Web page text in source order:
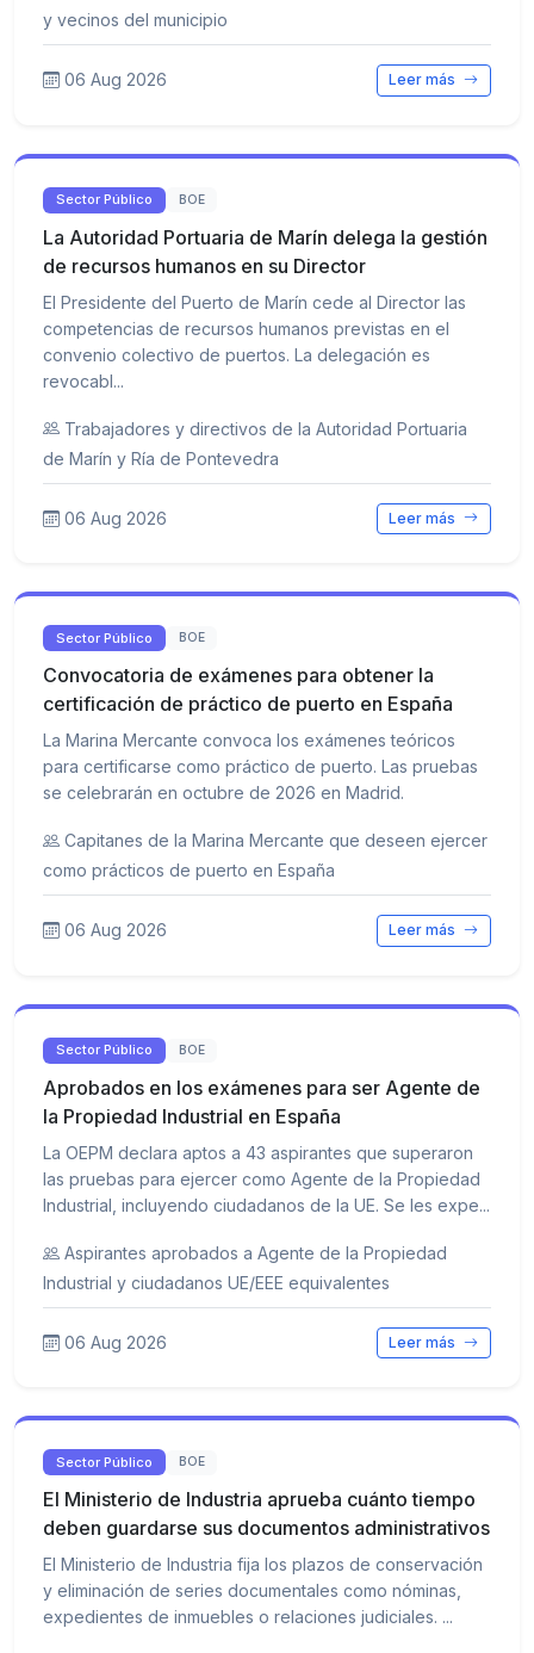
y vecinos del municipio
06 Aug 2026 Leer más
Sector Público BOE
La Autoridad Portuaria de Marín delega la gestión
de recursos humanos en su Director
El Presidente del Puerto de Marín cede al Director las
competencias de recursos humanos previstas en el
convenio colectivo de puertos. La delegación es
revocabl...
Trabajadores y directivos de la Autoridad Portuaria
de Marín y Ría de Pontevedra
06 Aug 2026 Leer más
Sector Público BOE
Convocatoria de exámenes para obtener la
certificación de práctico de puerto en España
La Marina Mercante convoca los exámenes teóricos
para certificarse como práctico de puerto. Las pruebas
se celebrarán en octubre de 2026 en Madrid.
Capitanes de la Marina Mercante que deseen ejercer
como prácticos de puerto en España
06 Aug 2026 Leer más
Sector Público BOE
Aprobados en los exámenes para ser Agente de
la Propiedad Industrial en España
La OEPM declara aptos a 43 aspirantes que superaron
las pruebas para ejercer como Agente de la Propiedad
Industrial, incluyendo ciudadanos de la UE. Se les expe...
Aspirantes aprobados a Agente de la Propiedad
Industrial y ciudadanos UE/EEE equivalentes
06 Aug 2026 Leer más
Sector Público BOE
El Ministerio de Industria aprueba cuánto tiempo
deben guardarse sus documentos administrativos
El Ministerio de Industria fija los plazos de conservación
y eliminación de series documentales como nóminas,
expedientes de inmuebles o relaciones judiciales. ...